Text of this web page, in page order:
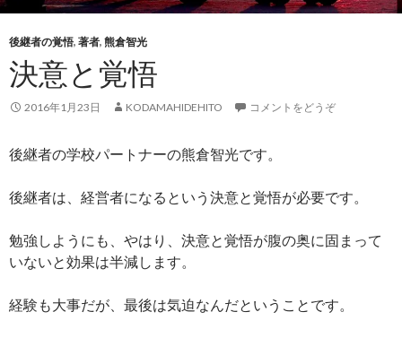
後継者の覚悟, 著者, 熊倉智光
決意と覚悟
2016年1月23日 KODAMAHIDEHITO コメントをどうぞ
後継者の学校パートナーの熊倉智光です。
後継者は、経営者になるという決意と覚悟が必要です。
勉強しようにも、やはり、決意と覚悟が腹の奥に固まって
いないと効果は半減します。
経験も大事だが、最後は気迫なんだということです。